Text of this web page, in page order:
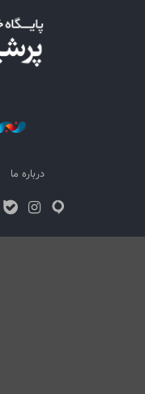
درباره ما